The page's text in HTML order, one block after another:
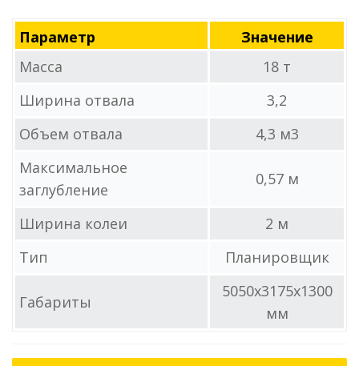
Параметр
Значение
Масса
18 т
Ширина отвала
3,2
Объем отвала
4,3 м3
Максимальное
заглубление
0,57 м
Ширина колеи
2 м
Тип
Планировщик
Габариты
5050x3175x1300
мм